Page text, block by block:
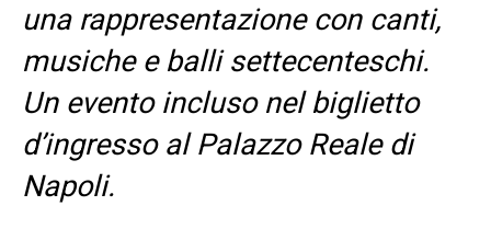
una rappresentazione con canti,
musiche e balli settecenteschi.
Un evento incluso nel biglietto
d’ingresso al Palazzo Reale di
Napoli.